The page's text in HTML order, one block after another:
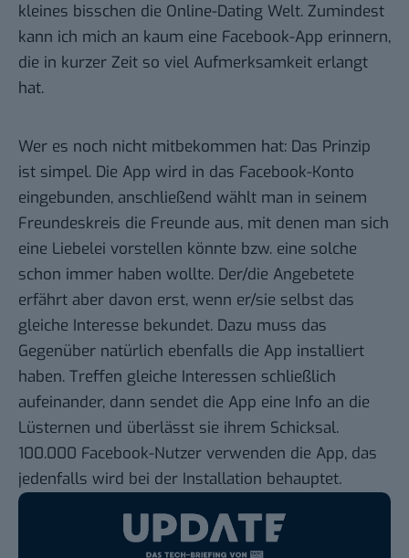
kleines bisschen die Online-Dating Welt. Zumindest
kann ich mich an kaum eine Facebook-App erinnern,
die in kurzer Zeit so viel Aufmerksamkeit erlangt
hat.
Wer es noch nicht mitbekommen hat: Das Prinzip
ist simpel. Die App wird in das Facebook-Konto
eingebunden, anschließend wählt man in seinem
Freundeskreis die Freunde aus, mit denen man sich
eine Liebelei vorstellen könnte bzw. eine solche
schon immer haben wollte. Der/die Angebetete
erfährt aber davon erst, wenn er/sie selbst das
gleiche Interesse bekundet. Dazu muss das
Gegenüber natürlich ebenfalls die App installiert
haben. Treffen gleiche Interessen schließlich
aufeinander, dann sendet die App eine Info an die
Lüsternen und überlässt sie ihrem Schicksal.
100.000 Facebook-Nutzer verwenden die App, das
jedenfalls wird bei der Installation behauptet.